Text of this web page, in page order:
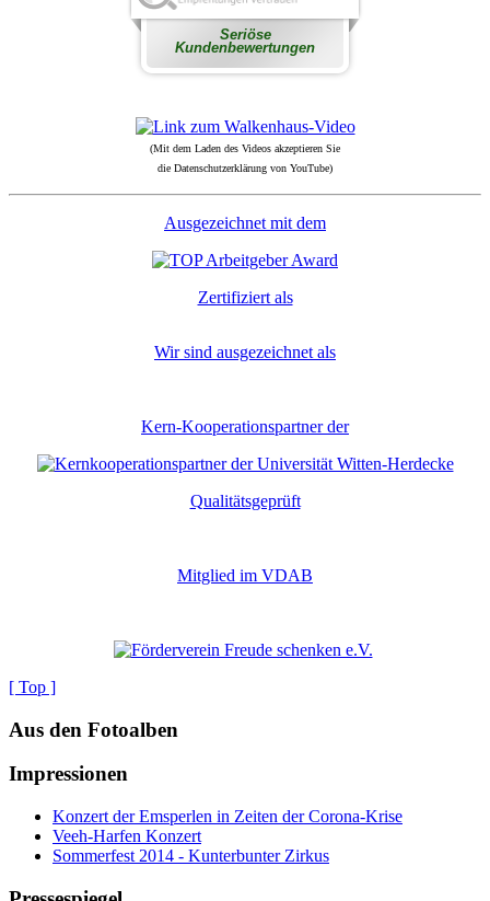
(Mit dem Laden des Videos akzeptieren Sie
die Datenschutzerklärung von YouTube)
Ausgezeichnet mit dem
Zertifiziert als
Wir sind ausgezeichnet als
Kern-Kooperationspartner der
Qualitätsgeprüft
Mitglied im VDAB
[ Top ]
Aus den Fotoalben
Impressionen
Konzert der Emsperlen in Zeiten der Corona-Krise
Veeh-Harfen Konzert
Sommerfest 2014 - Kunterbunter Zirkus